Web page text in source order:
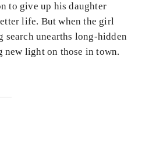
to give up his daughter
life. But when the girl
search unearths long-hidden
new light on those in town.